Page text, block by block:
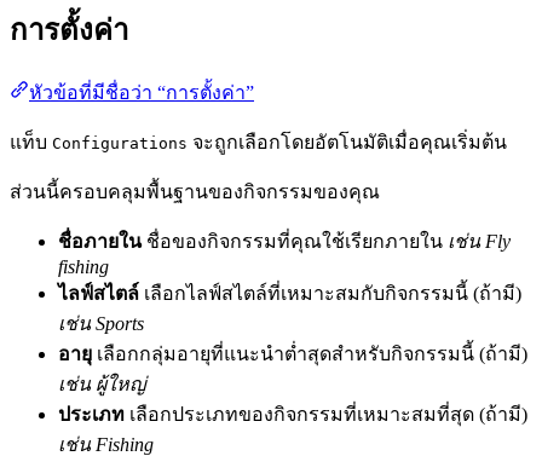
การตั้งค่า
หัวข้อที่มีชื่อว่า “การตั้งค่า”
แท็บ Configurations จะถูกเลือกโดยอัตโนมัติเมื่อคุณเริ่มต้น
ส่วนนี้ครอบคลุมพื้นฐานของกิจกรรมของคุณ
ชื่อภายในชื่อของกิจกรรมที่คุณใช้เรียกภายใน เช่น Fly
fishing
ไลฟ์สไตล์ เลือกไลฟ์สไตล์ที่เหมาะสมกับกิจกรรมนี้ (ถ้ามี)
เช่น Sports
อายุ เลือกกลุ่มอายุที่แนะนำต่ำสุดสำหรับกิจกรรมนี้ (ถ้ามี)
เช่น ผู้ใหญ่
ประเภท เลือกประเภทของกิจกรรมที่เหมาะสมที่สุด (ถ้ามี)
เช่น Fishing